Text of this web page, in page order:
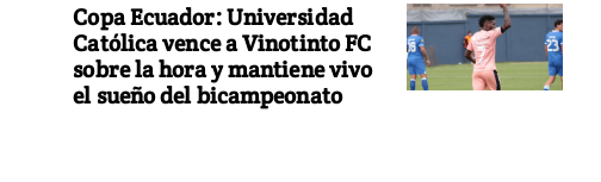
Copa Ecuador: Universidad
Católica vence a Vinotinto FC
sobre la hora y mantiene vivo
el sueño del bicampeonato